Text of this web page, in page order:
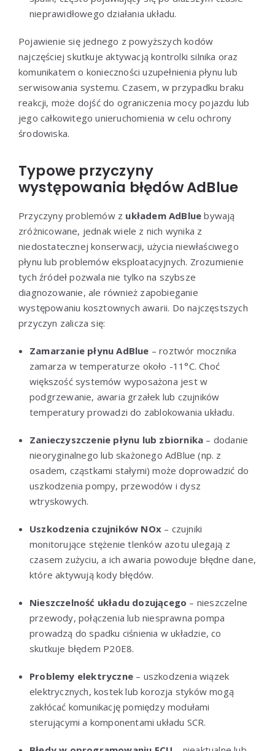
nieprawidłowego działania układu.
Pojawienie się jednego z powyższych kodów
najczęściej skutkuje aktywacją kontrolki silnika oraz
komunikatem o konieczności uzupełnienia płynu lub
serwisowania systemu. Czasem, w przypadku braku
reakcji, może dojść do ograniczenia mocy pojazdu lub
jego całkowitego unieruchomienia w celu ochrony
środowiska.
Typowe przyczyny
występowania błędów AdBlue
Przyczyny problemów z układem AdBlue bywają
zróżnicowane, jednak wiele z nich wynika z
niedostatecznej konserwacji, użycia niewłaściwego
płynu lub problemów eksploatacyjnych. Zrozumienie
tych źródeł pozwala nie tylko na szybsze
diagnozowanie, ale również zapobieganie
występowaniu kosztownych awarii. Do najczęstszych
przyczyn zalicza się:
Zamarzanie płynu AdBlue – roztwór mocznika
zamarza w temperaturze około -11°C. Choć
większość systemów wyposażona jest w
podgrzewanie, awaria grzałek lub czujników
temperatury prowadzi do zablokowania układu.
Zanieczyszczenie płynu lub zbiornika – dodanie
nieoryginalnego lub skażonego AdBlue (np. z
osadem, cząstkami stałymi) może doprowadzić do
uszkodzenia pompy, przewodów i dysz
wtryskowych.
Uszkodzenia czujników NOx – czujniki
monitorujące stężenie tlenków azotu ulegają z
czasem zużyciu, a ich awaria powoduje błędne dane,
które aktywują kody błędów.
Nieszczelność układu dozującego – nieszczelne
przewody, połączenia lub niesprawna pompa
prowadzą do spadku ciśnienia w układzie, co
skutkuje błędem P20E8.
Problemy elektryczne – uszkodzenia wiązek
elektrycznych, kostek lub korozja styków mogą
zakłócać komunikację pomiędzy modułami
sterującymi a komponentami układu SCR.